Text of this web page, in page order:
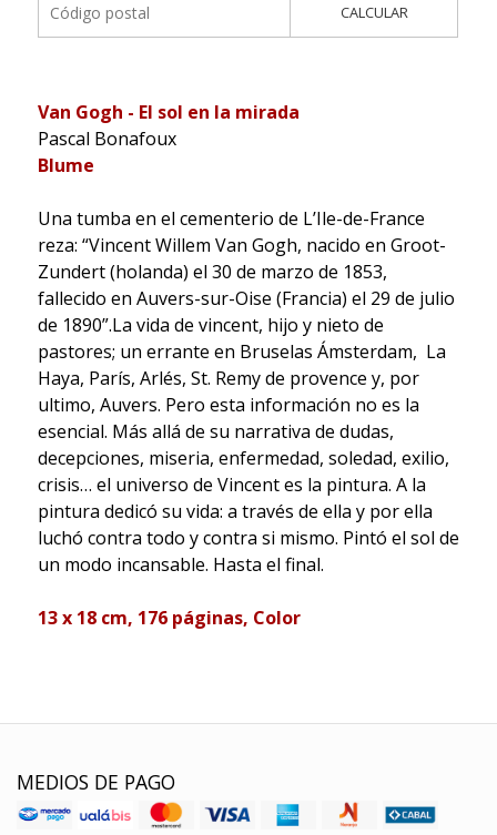
CALCULAR
Van Gogh - El sol en la mirada
Pascal Bonafoux
Blume
Una tumba en el cementerio de L’Ile-de-France
reza: “Vincent Willem Van Gogh, nacido en Groot-
Zundert (holanda) el 30 de marzo de 1853,
fallecido en Auvers-sur-Oise (Francia) el 29 de julio
de 1890”.La vida de vincent, hijo y nieto de
pastores; un errante en Bruselas Ámsterdam, La
Haya, París, Arlés, St. Remy de provence y, por
ultimo, Auvers. Pero esta información no es la
esencial. Más allá de su narrativa de dudas,
decepciones, miseria, enfermedad, soledad, exilio,
crisis… el universo de Vincent es la pintura. A la
pintura dedicó su vida: a través de ella y por ella
luchó contra todo y contra si mismo. Pintó el sol de
un modo incansable. Hasta el final.
13 x 18 cm, 176 páginas, Color
MEDIOS DE PAGO